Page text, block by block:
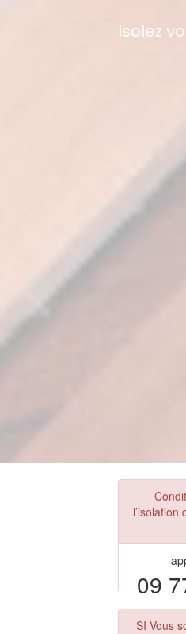
Isolez
09
SI Vous